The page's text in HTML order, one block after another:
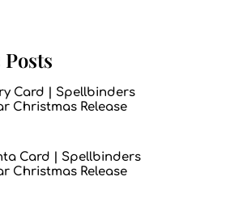
Card | Spellbinders
Christmas Release
Card | Spellbinders
Christmas Release